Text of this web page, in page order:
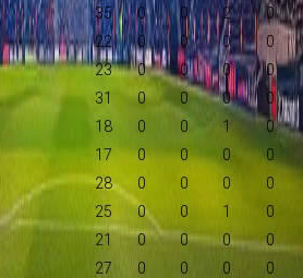
35 0 0 2
0
22 0 0 0
0
23 0 0 0
0
31 0 0 0
0
18 0 0 1
0
17 0 0 0
0
28 0 0 0
0
25 0 0 1
0
21 0 0 0
0
27 0 0 0 0